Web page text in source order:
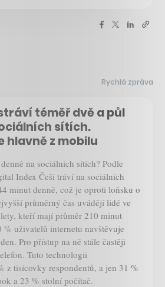
Rychlá zpráva
téměř dvě a půl
sítích.
hlavně z mobilu
na sociálních sítích? Podle
Index Češi tráví na sociálních
minut denně, což je oproti loňsku o
průměrný čas uvádějí lidé ve
kteří mají průměr 210 minut
% uživatelů internetu navštěvuje
Pro přístup na ně stále častěji
Tuto technologii
z tisícovky respondentů, a jen 31 %
a 23 % stolní počítač.